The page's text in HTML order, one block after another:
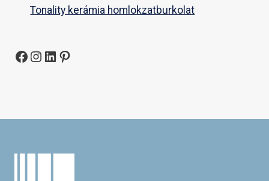
Tonality kerámia homlokzatburkolat
Facebook
Instagram
LinkedIn
Pinterest